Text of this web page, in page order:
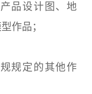
品设计图、地
作品；
规定的其他作